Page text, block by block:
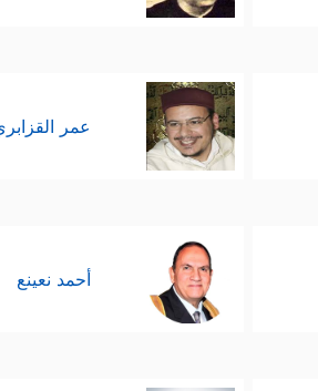
عمر
أحمد نعينع